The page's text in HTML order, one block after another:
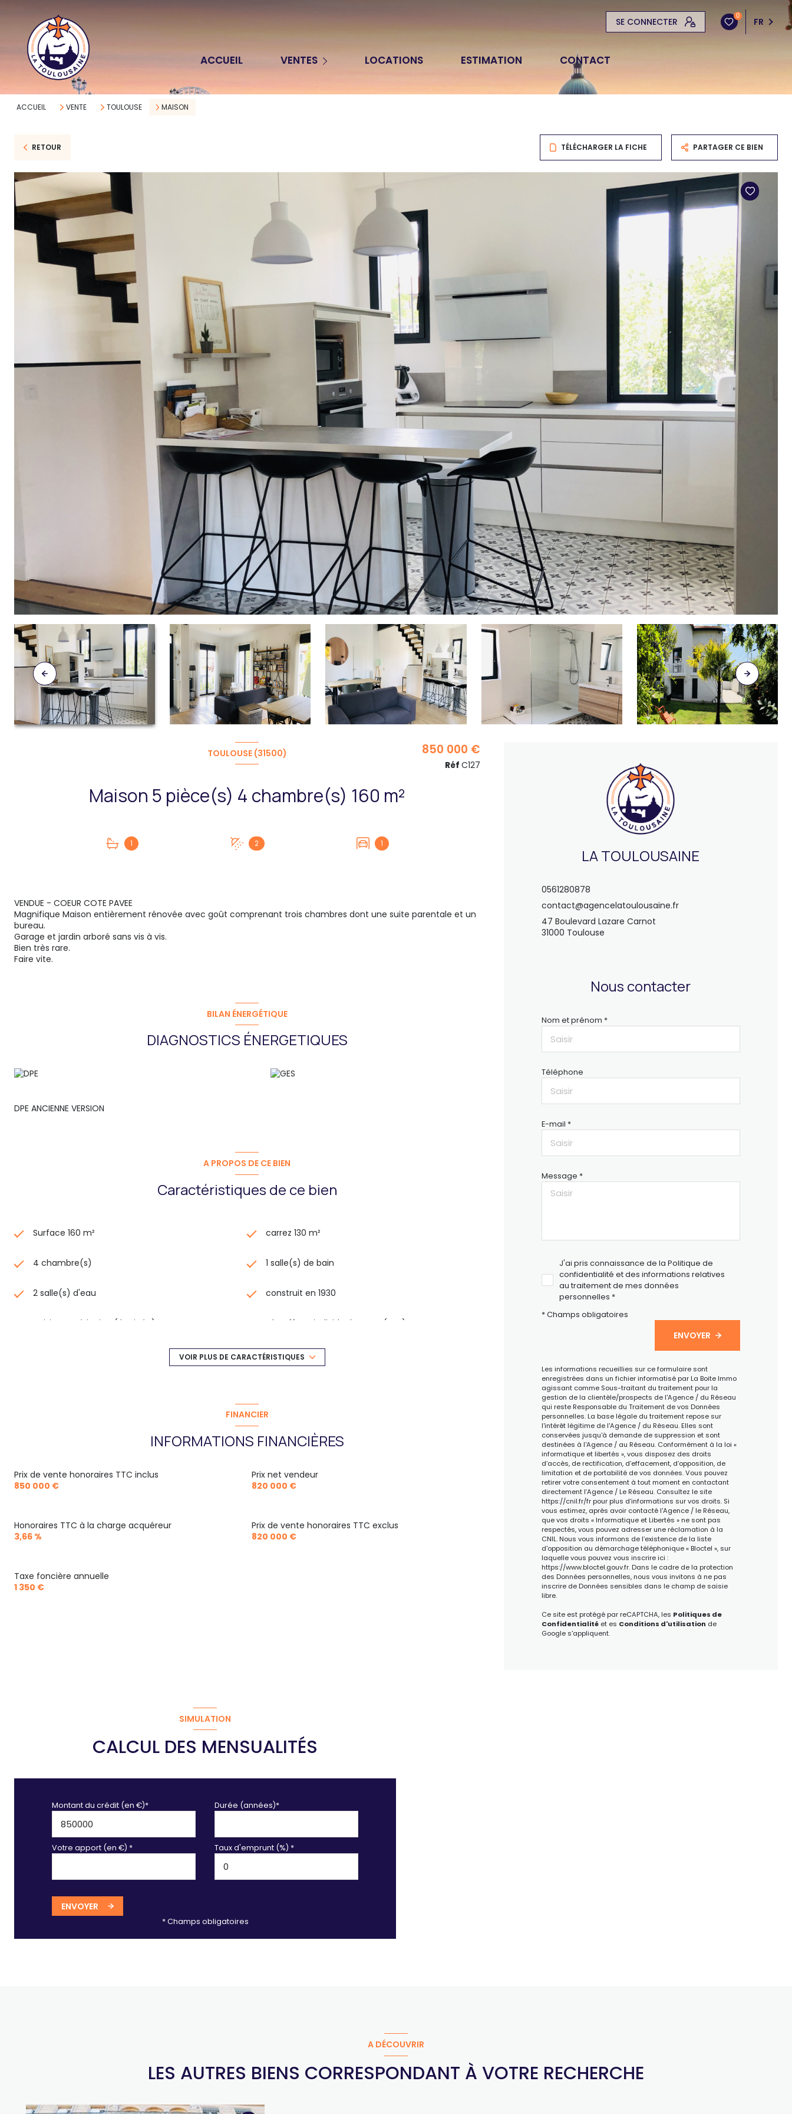
SE CONNECTER
0
FR
ACCUEIL VENTES
Terrains
LOCATIONS ESTIMATION CONTACT
ACCUEIL VENTE TOULOUSE MAISON
RETOUR TÉLÉCHARGER LA FICHE PARTAGER CE BIEN
TOULOUSE (31500)
Maison 5 pièce(s) 4 chambre(s) 160 m²
1 2 1
850 000 €
Réf C127
VENDUE - COEUR COTE PAVEE
Magnifique Maison entièrement rénovée avec goût comprenant trois chambres dont une suite parentale et un
bureau.
Garage et jardin arboré sans vis à vis.
Bien très rare.
Faire vite.
BILAN ÉNERGÉTIQUE
DIAGNOSTICS ÉNERGETIQUES
DPE ANCIENNE VERSION
A PROPOS DE CE BIEN
Caractéristiques de ce bien
Surface 160 m² carrez 130 m²
4 chambre(s) 1 salle(s) de bain
2 salle(s) d'eau construit en 1930
cuisine américaine (équipée) Chauffage individuel : autre (gaz)
1 parking(s)
piscinable
VOIR PLUS DE CARACTÉRISTIQUES
FINANCIER
INFORMATIONS FINANCIÈRES
Prix de vente honoraires TTC inclus
850 000 €
Prix net vendeur
820 000 €
Prix de vente honoraires TTC exclus
820 000 €
Honoraires TTC à la charge acquéreur
3,66 %
Taxe foncière annuelle
1 350 €
LA TOULOUSAINE
0561280878
contact@agencelatoulousaine.fr
47 Boulevard Lazare Carnot
31000 Toulouse
Nous contacter
Nom et prénom *
Téléphone
E-mail *
Message *
J'ai pris connaissance de la Politique de
confidentialité et des informations relatives
au traitement de mes données
personnelles *
* Champs obligatoires
ENVOYER
Les informations recueillies sur ce formulaire sont
enregistrées dans un fichier informatisé par La Boite Immo
agissant comme Sous-traitant du traitement pour la
gestion de la clientèle/prospects de l'Agence / du Réseau
qui reste Responsable du Traitement de vos Données
personnelles. La base légale du traitement repose sur
l'intérêt légitime de l'Agence / du Réseau. Elles sont
conservées jusqu'à demande de suppression et sont
destinées à l'Agence / au Réseau. Conformément à la loi «
informatique et libertés », vous disposez des droits
d’accès, de rectification, d’effacement, d’opposition, de
limitation et de portabilité de vos données. Vous pouvez
retirer votre consentement à tout moment en contactant
directement l’Agence / Le Réseau. Consultez le site
https://cnil.fr/frpour plus d’informations sur vos droits. Si
vous estimez, après avoir contacté l'Agence / le Réseau,
que vos droits « Informatique et Libertés » ne sont pas
respectés, vous pouvez adresser une réclamation à la
CNIL. Nous vous informons de l’existence de la liste
d'opposition au démarchage téléphonique « Bloctel », sur
laquelle vous pouvez vous inscrire ici :
https://www.bloctel.gouv.fr. Dans le cadre de la protection
des Données personnelles, nous vous invitons à ne pas
inscrire de Données sensibles dans le champ de saisie
libre.
Ce site est protégé par reCAPTCHA, les Politiques de
Confidentialitéet es Conditions d'utilisation de
Google s'appliquent.
SIMULATION
CALCUL DES MENSUALITÉS
Montant du crédit (en €)* Durée (années)*
Votre apport (en €) * Taux d'emprunt (%) *
ENVOYER
* Champs obligatoires
A DÉCOUVRIR
LES AUTRES BIENS CORRESPONDANT À VOTRE RECHERCHE